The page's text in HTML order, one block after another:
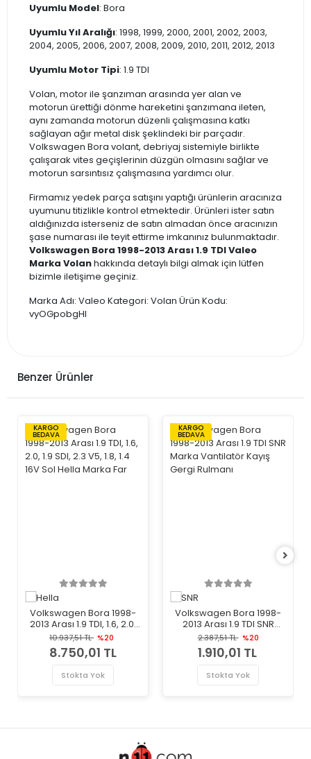
Uyumlu Model: Bora
Uyumlu Yıl Aralığı: 1998, 1999, 2000, 2001, 2002, 2003,
2004, 2005, 2006, 2007, 2008, 2009, 2010, 2011, 2012, 2013
Uyumlu Motor Tipi: 1.9 TDI
Volan, motor ile şanzıman arasında yer alan ve
motorun ürettiği dönme hareketini şanzımana ileten,
aynı zamanda motorun düzenli çalışmasına katkı
sağlayan ağır metal disk şeklindeki bir parçadır.
Volkswagen Bora volant, debriyaj sistemiyle birlikte
çalışarak vites geçişlerinin düzgün olmasını sağlar ve
motorun sarsıntısız çalışmasına yardımcı olur.
Firmamız yedek parça satışını yaptığı ürünlerin aracınıza
uyumunu titizlikle kontrol etmektedir. Ürünleri ister satın
aldığınızda isterseniz de satın almadan önce aracınızın
şase numarası ile teyit ettirme imkanınız bulunmaktadır.
Volkswagen Bora 1998-2013 Arası 1.9 TDI Valeo
Marka Volanhakkında detaylı bilgi almak için lütfen
bizimle iletişime geçiniz.
Marka Adı: Valeo Kategori: Volan Ürün Kodu:
vyOGpobgHI
Benzer Ürünler
KARGO
BEDAVA
Volkswagen Bora 1998-
2013 Arası 1.9 TDI, 1.6, 2.0,
1.9 SDI, 2.3 V5, 1.8, 1.4 16V
Sol Hella Marka Far
10.937,51 TL %20
8.750,01 TL
Stokta Yok
KARGO
BEDAVA
Volkswagen Bora 1998-
2013 Arası 1.9 TDI SNR
Marka Vantilatör Kayış
Gergi Rulmanı
2.387,51 TL %20
1.910,01 TL
Stokta Yok